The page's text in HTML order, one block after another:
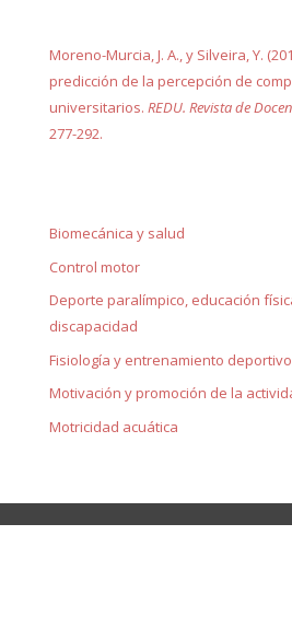
Moreno-Murcia, J. A., y Silveira, Y.
predicción de la percepción de
universitarios. REDU. Revista de
277-292.
Biomecánica y salud
Control motor
Deporte paralímpico, educación
discapacidad
Fisiología y entrenamiento deportivo
Motivación y promoción de la
Motricidad acuática